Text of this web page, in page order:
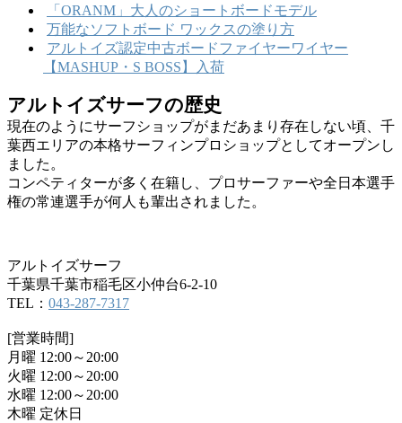
「ORANM」大人のショートボードモデル
万能なソフトボード ワックスの塗り方
アルトイズ認定中古ボードファイヤーワイヤー
【MASHUP・S BOSS】入荷
アルトイズサーフの歴史
現在のようにサーフショップがまだあまり存在しない頃、千
葉西エリアの本格サーフィンプロショップとしてオープンし
ました。
コンペティターが多く在籍し、プロサーファーや全日本選手
権の常連選手が何人も輩出されました。
アルトイズサーフ
千葉県千葉市稲毛区小仲台6-2-10
TEL： 043-287-7317
[営業時間]
月曜 12:00～20:00
火曜 12:00～20:00
水曜 12:00～20:00
木曜 定休日